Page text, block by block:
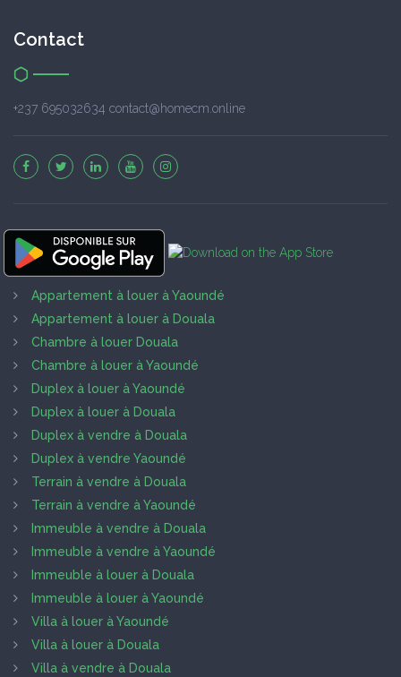
Contact
+237 695032634 contact@homecm.online
Appartement à louer à Yaoundé
Appartement à louer à Douala
Chambre à louer Douala
Chambre à louer à Yaoundé
Duplex à louer à Yaoundé
Duplex à louer à Douala
Duplex à vendre à Douala
Duplex à vendre Yaoundé
Terrain à vendre à Douala
Terrain à vendre à Yaoundé
Immeuble à vendre à Douala
Immeuble à vendre à Yaoundé
Immeuble à louer à Douala
Immeuble à louer à Yaoundé
Villa à louer à Yaoundé
Villa à louer à Douala
Villa à vendre à Douala